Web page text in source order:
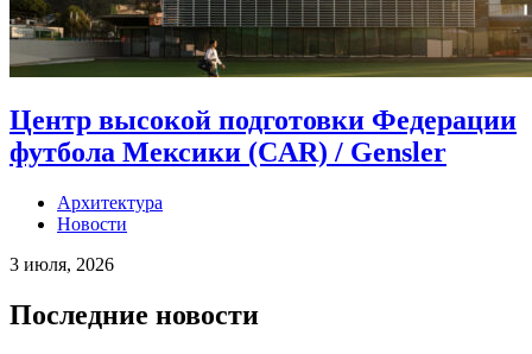
Центр высокой подготовки Федерации
футбола Мексики (CAR) / Gensler
Архитектура
Новости
3 июля, 2026
Последние новости